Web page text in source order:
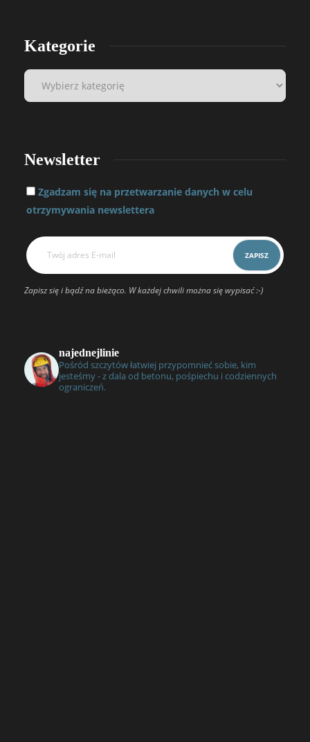
Kategorie
Newsletter
Zgadzam się na przetwarzanie danych w celu
otrzymywania newslettera
Zapisz się i bądź na bieżąco. W każdej chwili można się wypisać :-)
najednejlinie
Pośród szczytów łatwiej przypomnieć sobie, kim
jesteśmy - z dala od betonu, pośpiechu i codziennych
ograniczeń.